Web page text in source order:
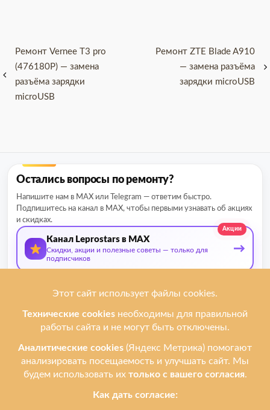
Навигация
по
записям
Ремонт Vernee T3 pro
(476180P) — замена
разъёма зарядки
microUSB
Ремонт ZTE Blade A910
— замена разъёма
зарядки microUSB
Остались вопросы по ремонту?
Напишите нам в MAX или Telegram — ответим быстро.
Подпишитесь на канал в MAX, чтобы первыми узнавать об акциях
и скидках.
Акции
Канал Leprostars в MAX
Скидки, акции и полезные советы — только для
подписчиков
→
О нас
Мы ремонтируем